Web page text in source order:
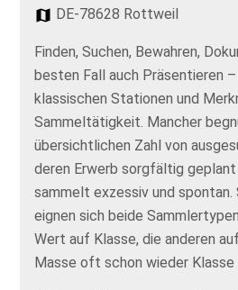
DE-78628 Rottweil
Finden, Suchen, Bewahren,
besten Fall auch Präsentieren
klassischen Stationen und
Sammeltätigkeit. Mancher
übersichtlichen Zahl von
deren Erwerb sorgfältig geplant
sammelt exzessiv und
eignen sich beide
Wert auf Klasse, die anderen
Masse oft schon wieder